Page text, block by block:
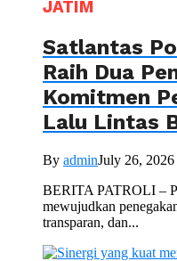
JATIM
Satlantas
Raih Dua
Komitmen
Lalu Lintas
By adminJuly 26, 2026
BERITA PATROLI –
mewujudkan
transparan, dan...